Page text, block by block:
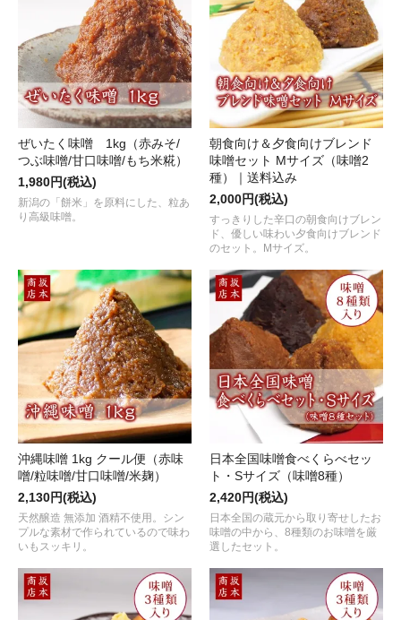
ぜいたく味噌 1kg（赤みそ/
つぶ味噌/甘口味噌/もち米糀）
1,980円(税込)
新潟の「餅米」を原料にした、粒あ
り高級味噌。
朝食向け＆夕食向けブレンド
味噌セット Mサイズ（味噌2
種）｜送料込み
2,000円(税込)
すっきりした辛口の朝食向けブレン
ド、優しい味わい夕食向けブレンド
のセット。Mサイズ。
沖縄味噌 1kg クール便（赤味
噌/粒味噌/甘口味噌/米麹）
2,130円(税込)
天然醸造 無添加 酒精不使用。シン
プルな素材で作られているので味わ
いもスッキリ。
日本全国味噌食べくらべセッ
ト・Sサイズ（味噌8種）
2,420円(税込)
日本全国の蔵元から取り寄せしたお
味噌の中から、8種類のお味噌を厳
選したセット。